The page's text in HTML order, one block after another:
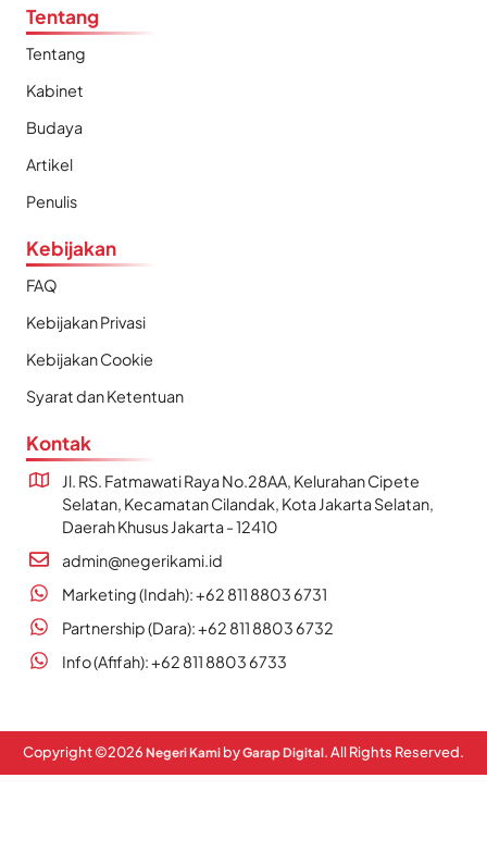
Tentang
Tentang
Kabinet
Budaya
Artikel
Penulis
Kebijakan
FAQ
Kebijakan Privasi
Kebijakan Cookie
Syarat dan Ketentuan
Kontak
Jl. RS. Fatmawati Raya No.28AA, Kelurahan Cipete
Selatan, Kecamatan Cilandak, Kota Jakarta Selatan,
Daerah Khusus Jakarta - 12410
admin@negerikami.id
Marketing (Indah): +62 811 8803 6731
Partnership (Dara): +62 811 8803 6732
Info (Afifah): +62 811 8803 6733
Copyright ©2026 Negeri Kami byGarap Digital. All Rights Reserved.